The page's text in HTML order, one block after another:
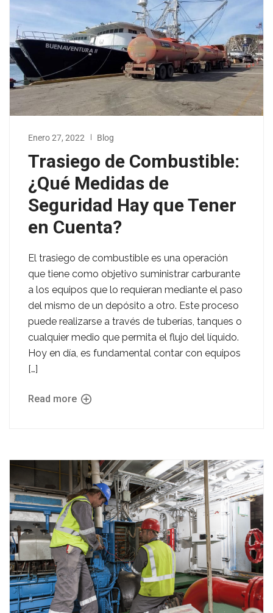
Enero 27, 2022 Blog
Trasiego de Combustible:
¿Qué Medidas de
Seguridad Hay que Tener
en Cuenta?
El trasiego de combustible es una operación
que tiene como objetivo suministrar carburante
a los equipos que lo requieran mediante el paso
del mismo de un depósito a otro. Este proceso
puede realizarse a través de tuberías, tanques o
cualquier medio que permita el flujo del líquido.
Hoy en día, es fundamental contar con equipos
[…]
Read more